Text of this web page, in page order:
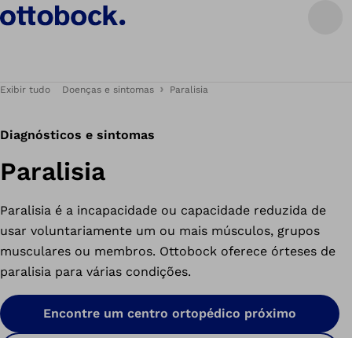
Exibir tudo Doenças e sintomas Paralisia
Diagnósticos e sintomas
Paralisia
Paralisia é a incapacidade ou capacidade reduzida de
usar voluntariamente um ou mais músculos, grupos
musculares ou membros. Ottobock oferece órteses de
paralisia para várias condições.
Encontre um centro ortopédico próximo